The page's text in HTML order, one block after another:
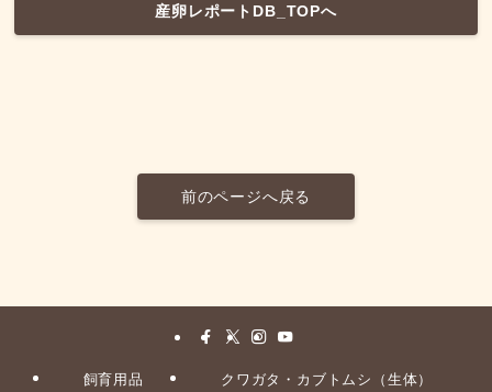
産卵レポートDB_TOPへ
前のページへ戻る
飼育用品
クワガタ・カブトムシ（生体）